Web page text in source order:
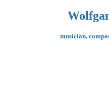
musician,